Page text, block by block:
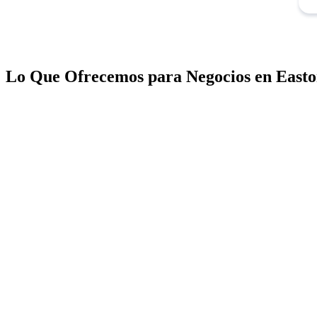
Lo Que Ofrecemos para Negocios en